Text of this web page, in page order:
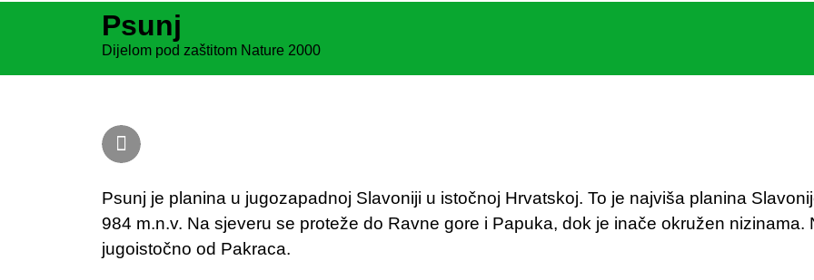
Psunj
Dijelom pod zaštitom Nature 2000
Psunj je planina u jugozapadnoj Slavoniji u istočnoj Hrvatskoj. To je najviša planina
984 m.n.v. Na sjeveru se proteže do Ravne gore i Papuka, dok je inače okružen
jugoistočno od Pakraca.